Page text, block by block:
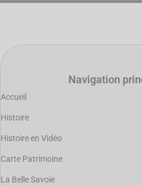
Navigation
Accueil
Histoire
Histoire en Vidéo
Carte Patrimoine
La Belle Savoie